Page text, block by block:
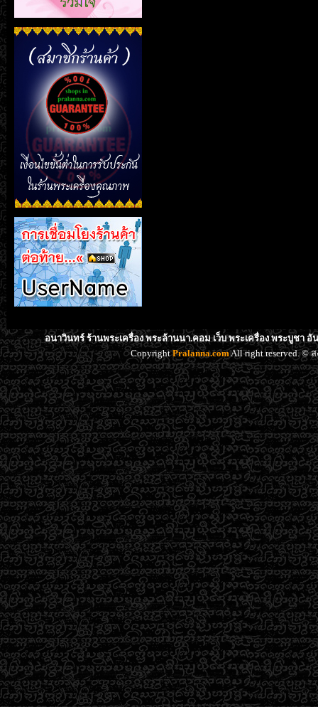
อนาวินทร์ ร้านพระเครื่อง พระล้านนา.คอม เว็บ พระเครื่อง พระบูชา
CopyrightPralanna.comAll right reserved. ©